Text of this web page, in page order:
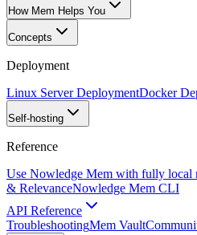
How Mem Helps You
Concepts
Deployment
Linux Server DeploymentDocker
Self-hosting
Reference
Use Nowledge Mem with fully local
& RelevanceNowledge Mem CLI
API Reference
TroubleshootingMem Vault